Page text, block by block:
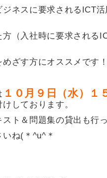
ネスに要求されるICT
（入社時に要求される
ざす方にオススメです
１０月９日（水）１
しております。
スト＆問題集の貸出も行
ね(＊^u^＊